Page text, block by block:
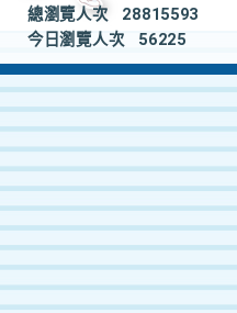
總瀏覽人次
28815593
今日瀏覽人次
56225